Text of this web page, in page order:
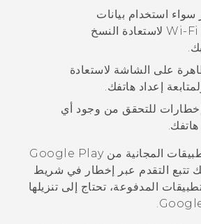
سواء استخدام بيانات
Wi‍-Fi لاستعادة النسخ
على الشاشة لاستعادة
إعداد هاتفك.
للتحقق من وجود أي
هاتفك.
المجانية منGoogle Play
تتبع التقدم عبر إخطار في شريط
المدفوعة، تحتاج إلى تنزيلها
.